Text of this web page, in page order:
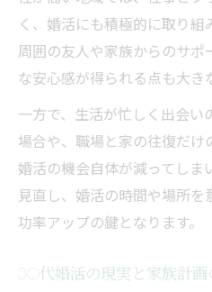
く、婚活にも積極的に取り組
周囲の友人や家族からのサ
な安心感が得られる点も大き
一方で、生活が忙しく出会い
場合や、職場と家の往復だけ
婚活の機会自体が減ってしま
見直し、婚活の時間や場所
功率アップの鍵となります。
30代婚活の現実と家族計